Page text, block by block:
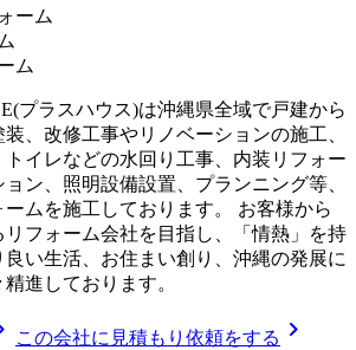
ーム
ム
プラスハウス)は沖縄県全域で戸建から
、改修工事やリノベーションの施工、
イレなどの水回り工事、内装リフォー
ン、照明設備設置、プランニング等、
ムを施工しております。 お客様から
フォーム会社を目指し、「情熱」を持
い生活、お住まい創り、沖縄の発展に
進しております。
この会社に見積もり依頼をする chevron_right